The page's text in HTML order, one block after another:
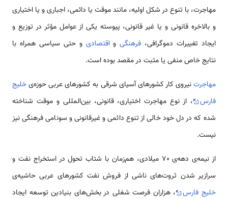
مهاجرت، با تنوع در شکل اولیه، مانند موقت یا دائمی، اجباری و یا اختیاری
و بالاخره قانونی و یا غیر قانونی، پیوسته یکی از عوامل مؤثر در توزیع و
ایجاد تغییرات دموگرافی، فرهنگیواقتصادی و حتی سیاسی همراه با
نتایج خاص منفی یا مثبت در مقصد بوده است.
مهاجرتنیروی کار کشورهای آسیای شرقی به کشورهای عربی حوزه‌یخلیج
فارس
، از نوع مهاجرت اختیاری، قانونی، بین‌المللی و موقت شناخته
شده که در دل خود خالی از تنوع دائمی و غیرقانونی و سونامی فرهنگی نیز
نیست.
از نیمه‌ی دهه‌ی 70 میلادی، هم‌زمان با شتاب تحول در استخراج نفت و
سرازیر شدن ثروت‌های ناشی از فروش نفت كشورهای عربی حاشیه‌ی
خلیج فارس
، هزاران فرصت شغلی در بخش‌های بنیادین توسعه ایجاد